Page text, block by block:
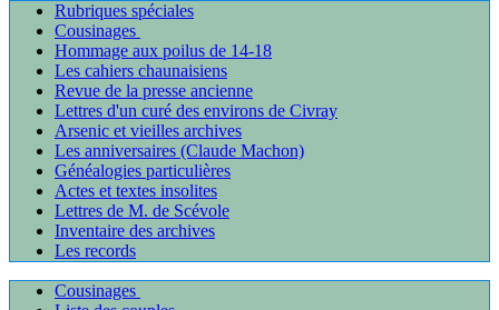
Rubriques spéciales
Cousinages
Hommage aux poilus de 14-18
Les cahiers chaunaisiens
Revue de la presse ancienne
Lettres d'un curé des environs de Civray
Arsenic et vieilles archives
Les anniversaires (Claude Machon)
Généalogies particulières
Actes et textes insolites
Lettres de M. de Scévole
Inventaire des archives
Les records
Cousinages